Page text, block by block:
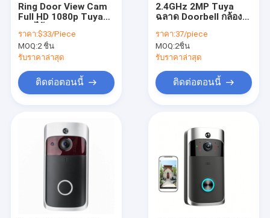
Ring Door View Cam
Full HD 1080p Tuya
ราคา:$33/Piece
MOQ:2 ชิ้น
รับราคาล่าสุด
ติดต่อตอนนี้
2.4GHz 2MP Tuya
ฉลาด Doorbell กล้อง
3400mHA แบตเตอรี่
ราคา:37/piece
MOQ:2ชิ้น
รับราคาล่าสุด
ติดต่อตอนนี้